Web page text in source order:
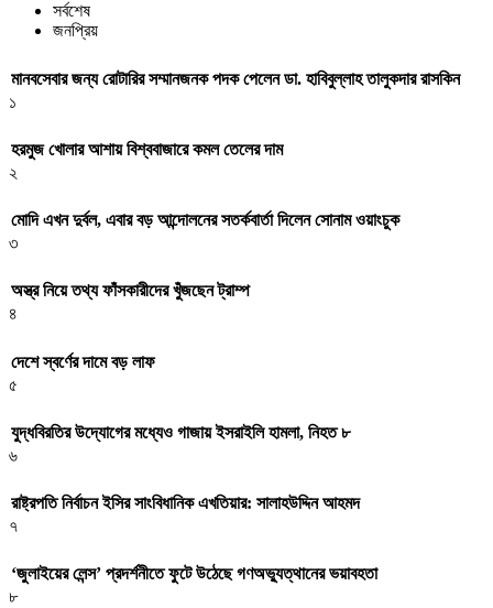
সর্বশেষ
জনপ্রিয়
মানবসেবার জন্য রোটারির সম্মানজনক পদক পেলেন ডা. হাবিবুল্লাহ তালুকদার রাসকিন
১
হরমুজ খোলার আশায় বিশ্ববাজারে কমল তেলের দাম
২
মোদি এখন দুর্বল, এবার বড় আন্দোলনের সতর্কবার্তা দিলেন সোনাম ওয়াংচুক
৩
অস্ত্র নিয়ে তথ্য ফাঁসকারীদের খুঁজছেন ট্রাম্প
৪
দেশে স্বর্ণের দামে বড় লাফ
৫
যুদ্ধবিরতির উদ্যোগের মধ্যেও গাজায় ইসরাইলি হামলা, নিহত ৮
৬
রাষ্ট্রপতি নির্বাচন ইসির সাংবিধানিক এখতিয়ার: সালাহউদ্দিন আহমদ
৭
‘জুলাইয়ের লেন্স’ প্রদর্শনীতে ফুটে উঠেছে গণঅভ্যুত্থানের ভয়াবহতা
৮